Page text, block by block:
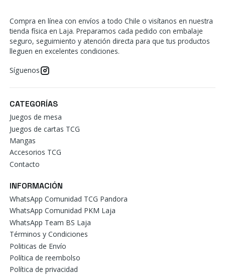
Compra en línea con envíos a todo Chile o visítanos en nuestra
tienda física en Laja. Preparamos cada pedido con embalaje
seguro, seguimiento y atención directa para que tus productos
lleguen en excelentes condiciones.
Síguenos
CATEGORÍAS
Juegos de mesa
Juegos de cartas TCG
Mangas
Accesorios TCG
Contacto
INFORMACIÓN
WhatsApp Comunidad TCG Pandora
WhatsApp Comunidad PKM Laja
WhatsApp Team BS Laja
Términos y Condiciones
Politicas de Envío
Política de reembolso
Política de privacidad